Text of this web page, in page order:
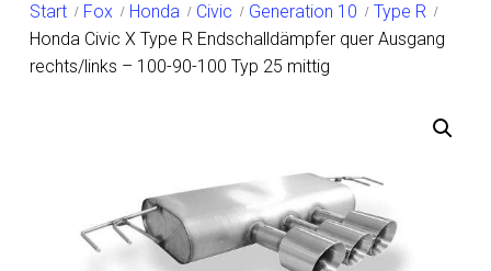
Start Fox Honda Civic Generation 10
Type R
Honda Civic X Type R Endschalldämpfer quer Ausgang
rechts/links – 100-90-100 Typ 25 mittig